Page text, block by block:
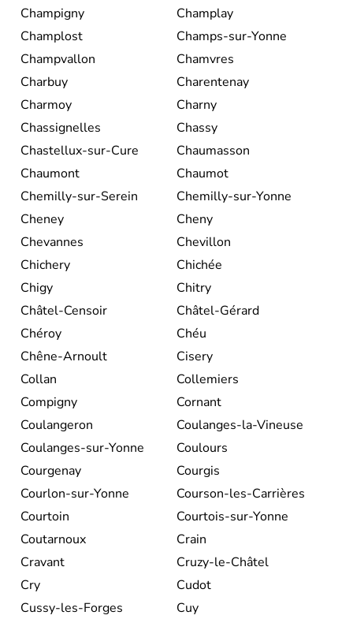
Champigny
Champlay
Champlost
Champs-sur-Yonne
Champvallon
Chamvres
Charbuy
Charentenay
Charmoy
Charny
Chassignelles
Chassy
Chastellux-sur-Cure
Chaumasson
Chaumont
Chaumot
Chemilly-sur-Serein
Chemilly-sur-Yonne
Cheney
Cheny
Chevannes
Chevillon
Chichery
Chichée
Chigy
Chitry
Châtel-Censoir
Châtel-Gérard
Chéroy
Chéu
Chêne-Arnoult
Cisery
Collan
Collemiers
Compigny
Cornant
Coulangeron
Coulanges-la-Vineuse
Coulanges-sur-Yonne
Coulours
Courgenay
Courgis
Courlon-sur-Yonne
Courson-les-Carrières
Courtoin
Courtois-sur-Yonne
Coutarnoux
Crain
Cravant
Cruzy-le-Châtel
Cry
Cudot
Cussy-les-Forges
Cuy